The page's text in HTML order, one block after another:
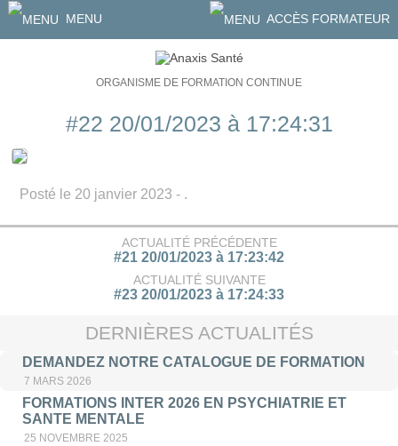
MENU ACCÈS FORMATEUR
ORGANISME DE FORMATION CONTINUE
#22 20/01/2023 à 17:24:31
Posté le 20 janvier 2023 - .
ACTUALITÉ PRÉCÉDENTE
#21 20/01/2023 à 17:23:42
ACTUALITÉ SUIVANTE
#23 20/01/2023 à 17:24:33
DERNIÈRES ACTUALITÉS
DEMANDEZ NOTRE CATALOGUE DE FORMATION
7 MARS 2026
FORMATIONS INTER 2026 EN PSYCHIATRIE ET
SANTE MENTALE
25 NOVEMBRE 2025